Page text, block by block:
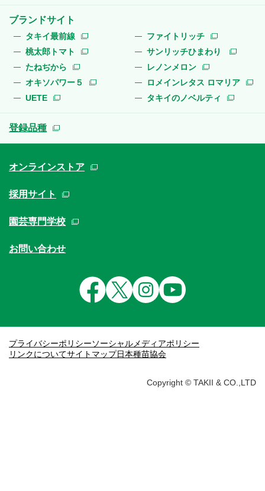
ブランドサイト
タキイ最前線
ファイトリッチ
桃太郎トマト
サンリッチひまわり
たねぢから
レノンメロン
オキソパワー５
ロメインレタス ロマリア
UETE
タキイのノベルティ
登録品種
オンラインストア
採用サイト
園芸専門学校
お問い合わせ
プライバシーポリシーソーシャルメディアポリシー
リンクについてサイトマップ日本種苗協会
Copyright © TAKII & CO.,LTD